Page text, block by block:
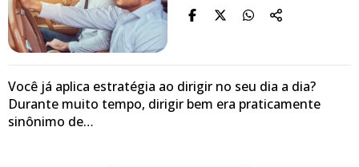
Você já aplica estratégia ao dirigir no seu dia a dia?
Durante muito tempo, dirigir bem era praticamente
sinônimo de…